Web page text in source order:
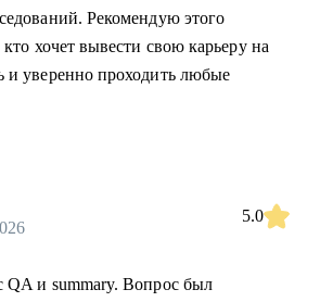
Рекомендую этого
кто хочет вывести свою карьеру на
и уверенно проходить любые
5.0
QA и summary. Вопрос был